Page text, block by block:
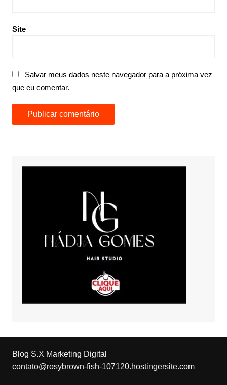
Site
Salvar meus dados neste navegador para a próxima vez
que eu comentar.
Blog S.X Marketing Digital
contato@rosybrown-fish-107120.hostingersite.com